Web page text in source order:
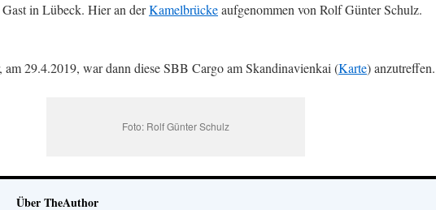
in Lübeck. Hier an derKamelbrückeaufgenommen von Rolf Günter Schulz.
am 29.4.2019, war dann diese SBB Cargo am Skandinavienkai (Karte) anzutreffen.
Foto: Rolf Günter Schulz
Über TheAuthor